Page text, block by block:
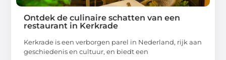
Ontdek de culinaire schatten van een
restaurant in Kerkrade
Kerkrade is een verborgen parel in Nederland, rijk aan
geschiedenis en cultuur, en biedt een